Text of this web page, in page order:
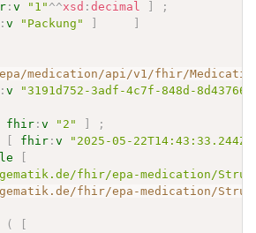
:v "1" ^^xsd :decimal
;
:v "Packung"
medication/api/v1/fhir/
:v
"3191d752-3adf-4c7f-848d-
fhir :v "2"
;
fhir :v "2025-05-22T14:43:33.244Z"
fhir/epa-medication/
fhir/epa-medication/
(